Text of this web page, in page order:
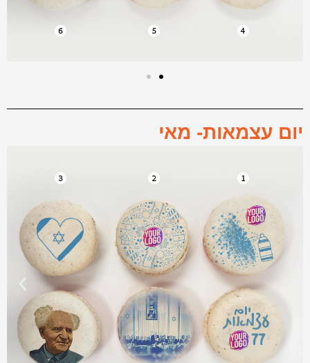
יום עצמאות- מאי